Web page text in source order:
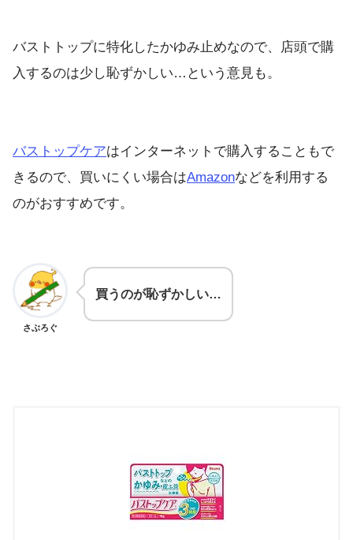
バストトップに特化したかゆみ止めなので、店頭で購
入するのは少し恥ずかしい…という意見も。
バストップケアはインターネットで購入することもで
きるので、買いにくい場合はAmazonなどを利用する
のがおすすめです。
さぶろぐ
買うのが恥ずかしい…